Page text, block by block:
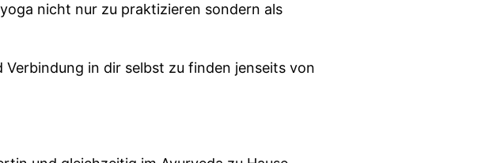
nicht nur zu praktizieren sondern als
in dir selbst zu finden jenseits von